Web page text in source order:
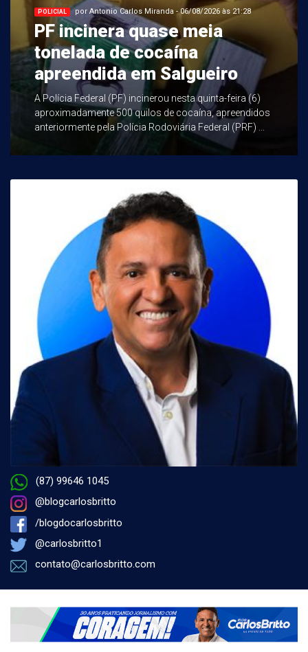
POLICIAL por Antonio Carlos Miranda - 06/08/2026 às 21:28
PF incinera quase meia
tonelada de cocaína
apreendida em Salgueiro
A Polícia Federal (PF) incinerou nesta quinta-feira (6)
aproximadamente 500 quilos de cocaína, apreendidos
anteriormente pela Polícia Rodoviária Federal (PRF) ...
(87) 99646 1045
@blogcarlosbritto
/blogdocarlosbritto
@carlosbritto1
contato@carlosbritto.com